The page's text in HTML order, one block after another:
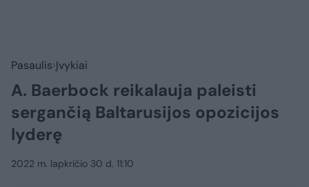
Pasaulis Įvykiai
A. Baerbock reikalauja paleisti
sergančią Baltarusijos opozicijos
lyderę
2022 m. lapkričio 30 d. 11:10